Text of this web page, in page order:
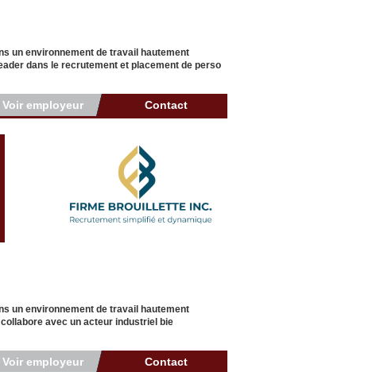
un environnement de travail hautement
dans le recrutement et placement de perso
Voir employeur Contact
un environnement de travail hautement
avec un acteur industriel bie
Voir employeur Contact